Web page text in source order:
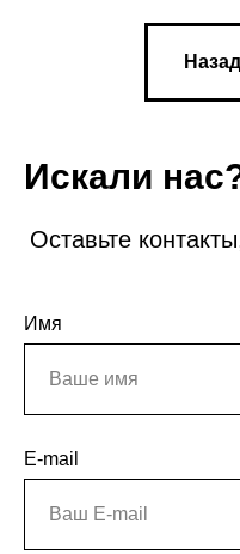
Искали
Оставьте
Имя
E-mail